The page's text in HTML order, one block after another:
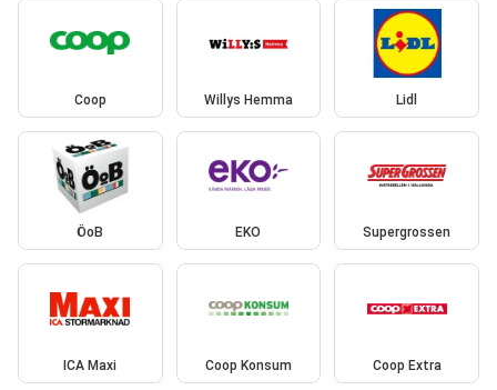
Coop Willys Hemma Lidl
ÖoB EKO Supergrossen
ICA Maxi Coop Konsum Coop Extra